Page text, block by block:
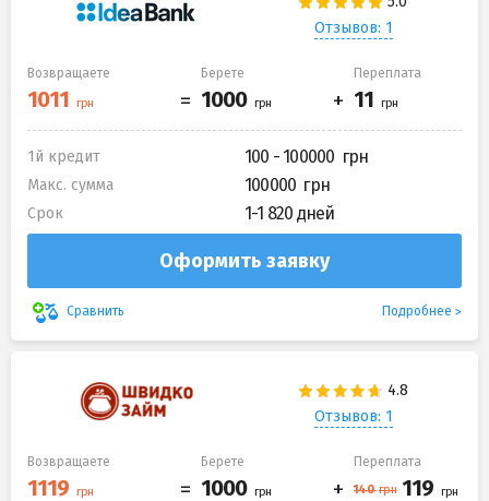
Отзывов: 1
Возвращаете Берете Переплата
1й кредит 100 - 100000
Макс. сумма 100000
Срок 1-1 820 дней
Оформить заявку
Сравнить Подробнее
Отзывов: 1
Возвращаете Берете Переплата